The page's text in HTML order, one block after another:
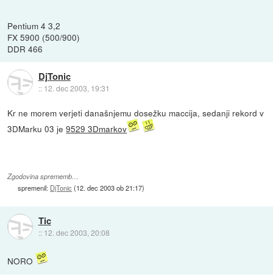
Pentium 4 3,2
FX 5900 (500/900)
DDR 466
DjTonic
:: 12. dec 2003, 19:31
Kr ne morem verjeti današnjemu dosežku maccija, sedanji rekord v
3DMarku 03 je9529 3Dmarkov
Zgodovina sprememb…
spremenil: DjTonic (12. dec 2003 ob 21:17)
Tic
:: 12. dec 2003, 20:08
NORO